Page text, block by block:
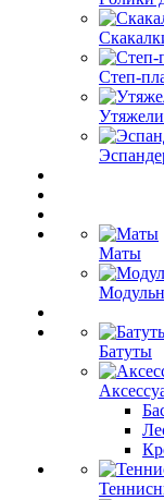
Степ-
Маты
Батуты